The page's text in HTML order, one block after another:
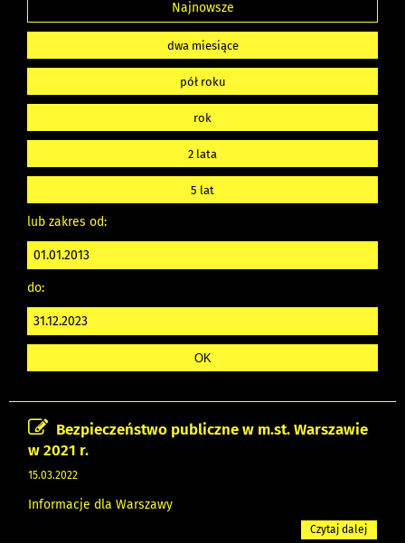
Najnowsze
dwa miesiące
pół roku
rok
2 lata
5 lat
lub zakres od:
do:
Bezpieczeństwo publiczne w m.st. Warszawie
w 2021 r.
15.03.2022
Informacje dla Warszawy
Czytaj dalej